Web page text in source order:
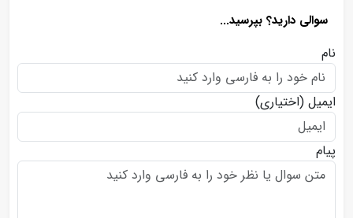
سوالی دارید؟ بپرسید...
نام
ایمیل (اختیاری)
پیام